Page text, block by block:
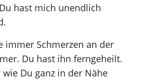
hast mich unendlich
immer Schmerzen an der
Du hast ihn ferngeheilt.
Du ganz in der Nähe